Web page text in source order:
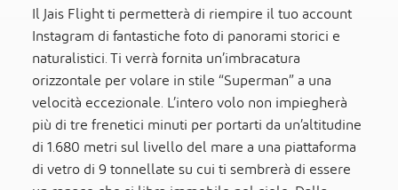
Il Jais Flight ti permetterà di riempire il tuo account
Instagram di fantastiche foto di panorami storici e
naturalistici. Ti verrà fornita un’imbracatura
orizzontale per volare in stile “Superman” a una
velocità eccezionale. L’intero volo non impiegherà
più di tre frenetici minuti per portarti da un’altitudine
di 1.680 metri sul livello del mare a una piattaforma
di vetro di 9 tonnellate su cui ti sembrerà di essere